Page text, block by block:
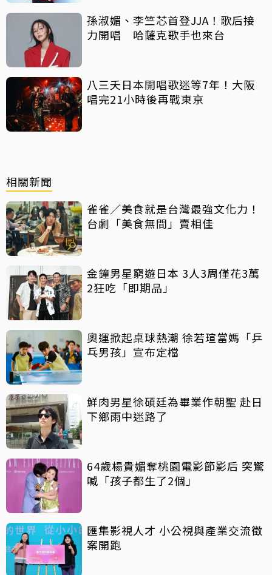
孫淑媚、李竺芯首登JJA！歌后接
力開唱 哈薩克歌手也來台
八三夭日本開唱歌迷等7年！大阪
唱完21小時後再戰東京
相關新聞
雀雀／美食就是台灣最強文化力！
台劇「美食無間」賣相佳
金鐘男星窮遊日本 3人3周僅花3萬
2狂吃「即期品」
奧運掀起桌球熱潮 徐若瑄當媽「乒
乓男孩」宣布定檔
鮮肉男星徐碩廷為畢業作朝聖 赴日
下鄉雨中迷路了
64歲楊貴媚奪桃園電影節影后 突驚
喊「孩子都生了2個」
匯集影視人才 小公視與產業交流徵
案開跑